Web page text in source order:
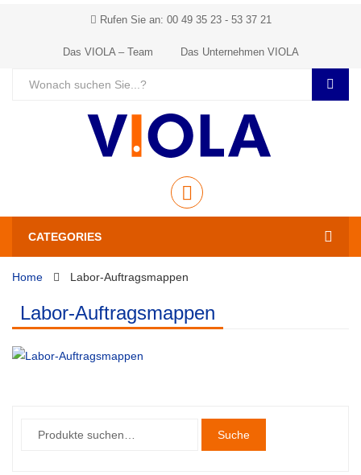
Rufen Sie an: 00 49 35 23 - 53 37 21
Das VIOLA – Team Das Unternehmen VIOLA
CATEGORIES
Home Labor-Auftragsmappen
Labor-Auftragsmappen
Suche